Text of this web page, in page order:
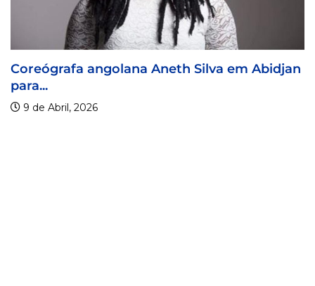
Silva em Abidjan Visa For Music 2026